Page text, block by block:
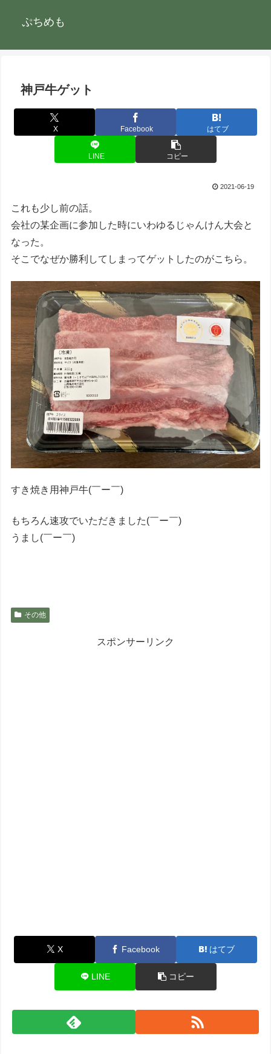
ぷちめも
神戸牛ゲット
X Facebook はてブ
LINE コピー
2021-06-19
これも少し前の話。
会社の某企画に参加した時にいわゆるじゃんけん大会と
なった。
そこでなぜか勝利してしまってゲットしたのがこちら。
すき焼き用神戸牛(￣ー￣)
もちろん速攻でいただきました(￣ー￣)
うまし(￣ー￣)
その他
スポンサーリンク
X Facebook はてブ
LINE コピー